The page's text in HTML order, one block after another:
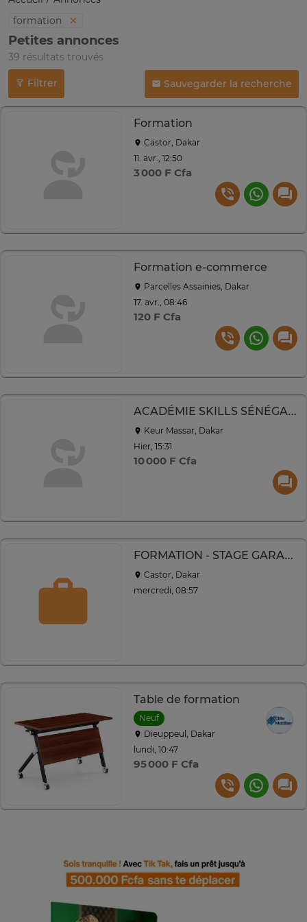
formation
Petites annonces
39 résultats trouvés
Filtrer Sauvegarder la recherche
Formation
Castor, Dakar
11. avr., 12:50
3 000 F Cfa
Formation e-commerce
Parcelles Assainies, Dakar
17. avr., 08:46
120 F Cfa
ACADÉMIE SKILLS SÉNÉGAL: FORMATION
Keur Massar, Dakar
Hier, 15:31
10 000 F Cfa
FORMATION - STAGE GARANTI
Castor, Dakar
mercredi, 08:57
Table de formation
Neuf
Dieuppeul, Dakar
lundi, 10:47
95 000 F Cfa